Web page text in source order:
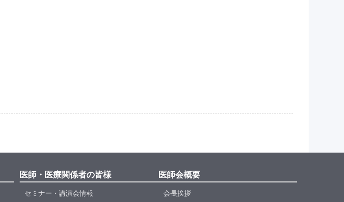
医師・医療関係者の皆様
セミナー・講演会情報
医師会概要
会長挨拶